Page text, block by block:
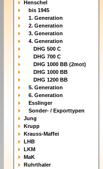
Henschel
bis 1945
1. Generation
2. Generation
3. Generation
4. Generation
DHG 500 C
DHG 700 C
DHG 1000 BB (2mot)
DHG 1000 BB
DHG 1200 BB
5. Generation
6. Generation
Esslinger
Sonder- / Exporttypen
Jung
Krupp
Krauss-Maffei
LHB
LKM
MaK
Ruhrthaler